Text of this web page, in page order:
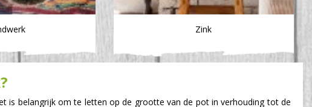
Zink
is belangrijk om te letten op de grootte van de pot in verhouding tot de